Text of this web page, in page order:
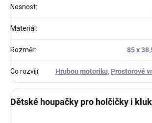
Nosnost:
Materiál:
Rozměr: 85 x
Co rozvíjí: Hrubou motoriku, Prostorové
Dětské houpačky pro holčičky i